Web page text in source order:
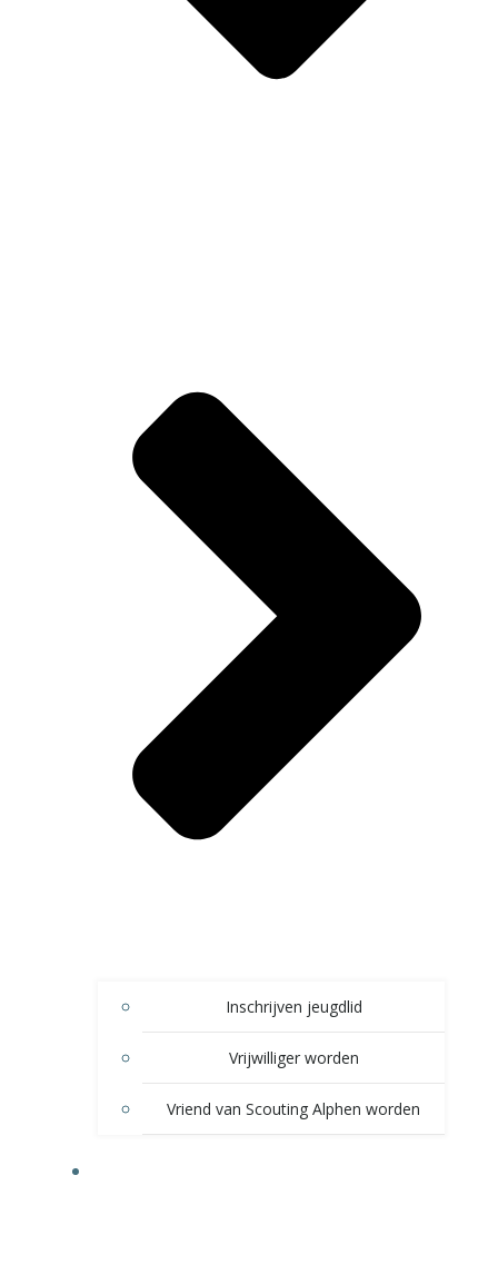
Inschrijven jeugdlid
Vrijwilliger worden
Vriend van Scouting Alphen worden